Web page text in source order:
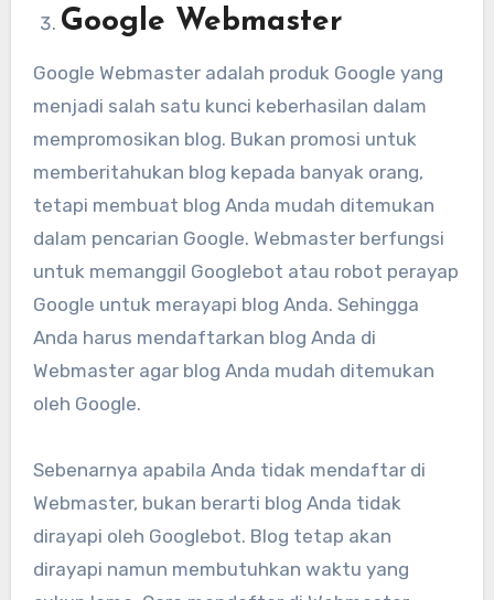
Google Webmaster
Google Webmaster adalah produk Google yang
menjadi salah satu kunci keberhasilan dalam
mempromosikan blog. Bukan promosi untuk
memberitahukan blog kepada banyak orang,
tetapi membuat blog Anda mudah ditemukan
dalam pencarian Google. Webmaster berfungsi
untuk memanggil Googlebot atau robot perayap
Google untuk merayapi blog Anda. Sehingga
Anda harus mendaftarkan blog Anda di
Webmaster agar blog Anda mudah ditemukan
oleh Google.
Sebenarnya apabila Anda tidak mendaftar di
Webmaster, bukan berarti blog Anda tidak
dirayapi oleh Googlebot. Blog tetap akan
dirayapi namun membutuhkan waktu yang